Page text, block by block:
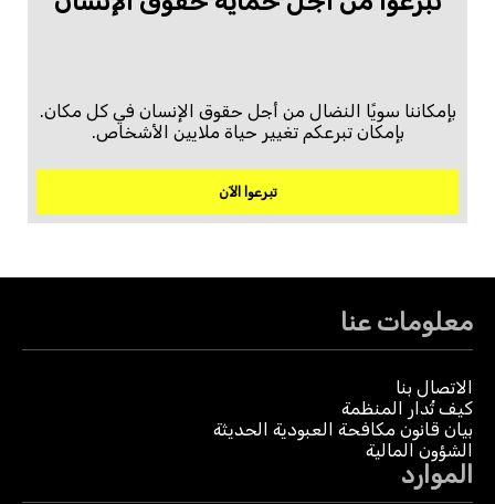
بإمكاننا سويًا النضال من أجل حقوق الإنسان في كل مكان.
بإمكان تبرعكم تغيير حياة ملايين الأشخاص.
تبرعوا الآن
معلومات عنا
الاتصال بنا
كيف تُدار المنظمة
بيان قانون مكافحة العبودية الحديثة
الشؤون المالية
الموارد